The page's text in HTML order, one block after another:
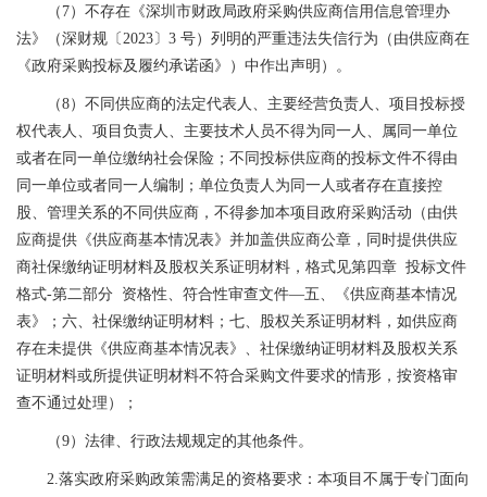
（7）不存在《深圳市财政局政府采购供应商信用信息管理办
法》（深财规〔2023〕3 号）列明的严重违法失信行为（由供应商在
《政府采购投标及履约承诺函》）中作出声明）。
（8）不同供应商的法定代表人、主要经营负责人、项目投标授
权代表人、项目负责人、主要技术人员不得为同一人、属同一单位
或者在同一单位缴纳社会保险；不同投标供应商的投标文件不得由
同一单位或者同一人编制；单位负责人为同一人或者存在直接控
股、管理关系的不同供应商，不得参加本项目政府采购活动（由供
应商提供《供应商基本情况表》并加盖供应商公章，同时提供供应
商社保缴纳证明材料及股权关系证明材料，格式见第四章 投标文件
格式-第二部分 资格性、符合性审查文件—五、《供应商基本情况
表》；六、社保缴纳证明材料；七、股权关系证明材料，如供应商
存在未提供《供应商基本情况表》、社保缴纳证明材料及股权关系
证明材料或所提供证明材料不符合采购文件要求的情形，按资格审
查不通过处理）；
（9）法律、行政法规规定的其他条件。
2.落实政府采购政策需满足的资格要求：本项目不属于专门面向